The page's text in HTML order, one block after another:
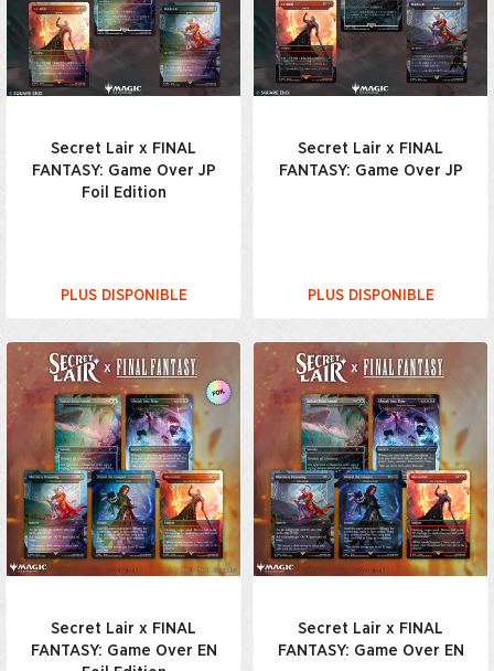
Secret Lair x FINAL
FANTASY: Game Over JP
Foil Edition
PLUS DISPONIBLE
Secret Lair x FINAL
FANTASY: Game Over JP
PLUS DISPONIBLE
Secret Lair x FINAL
FANTASY: Game Over EN
Secret Lair x FINAL
FANTASY: Game Over EN